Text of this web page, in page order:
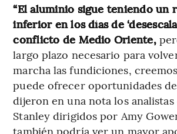
“El aluminio sigue teniendo un
inferior en los días de
conflicto de Medio Oriente,
largo plazo necesario para
marcha las fundiciones,
puede ofrecer oportunidades de
dijeron en una nota los
Stanley dirigidos por Amy
también podría ver un mayor